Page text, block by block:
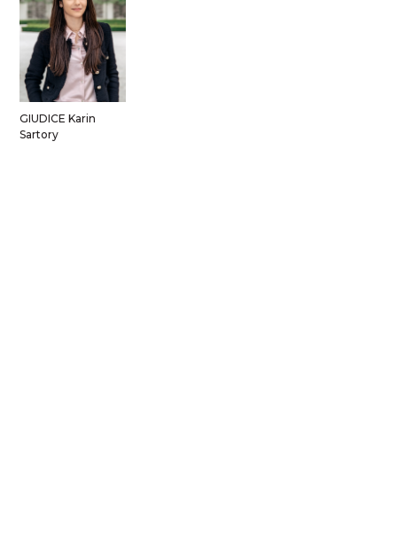
GIUDICE Karin
Sartory